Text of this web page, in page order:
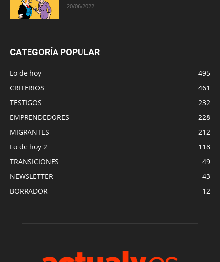
20/06/2022
CATEGORÍA POPULAR
Lo de hoy
495
CRITERIOS
461
TESTIGOS
232
EMPRENDEDORES
228
MIGRANTES
212
Lo de hoy 2
118
TRANSICIONES
49
NEWSLETTER
43
BORRADOR
12